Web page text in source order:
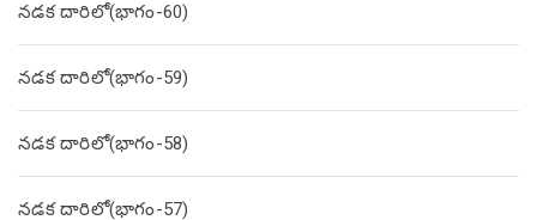
నడక దారిలో(భాగం-60)
నడక దారిలో(భాగం-59)
నడక దారిలో(భాగం-58)
నడక దారిలో(భాగం-57)